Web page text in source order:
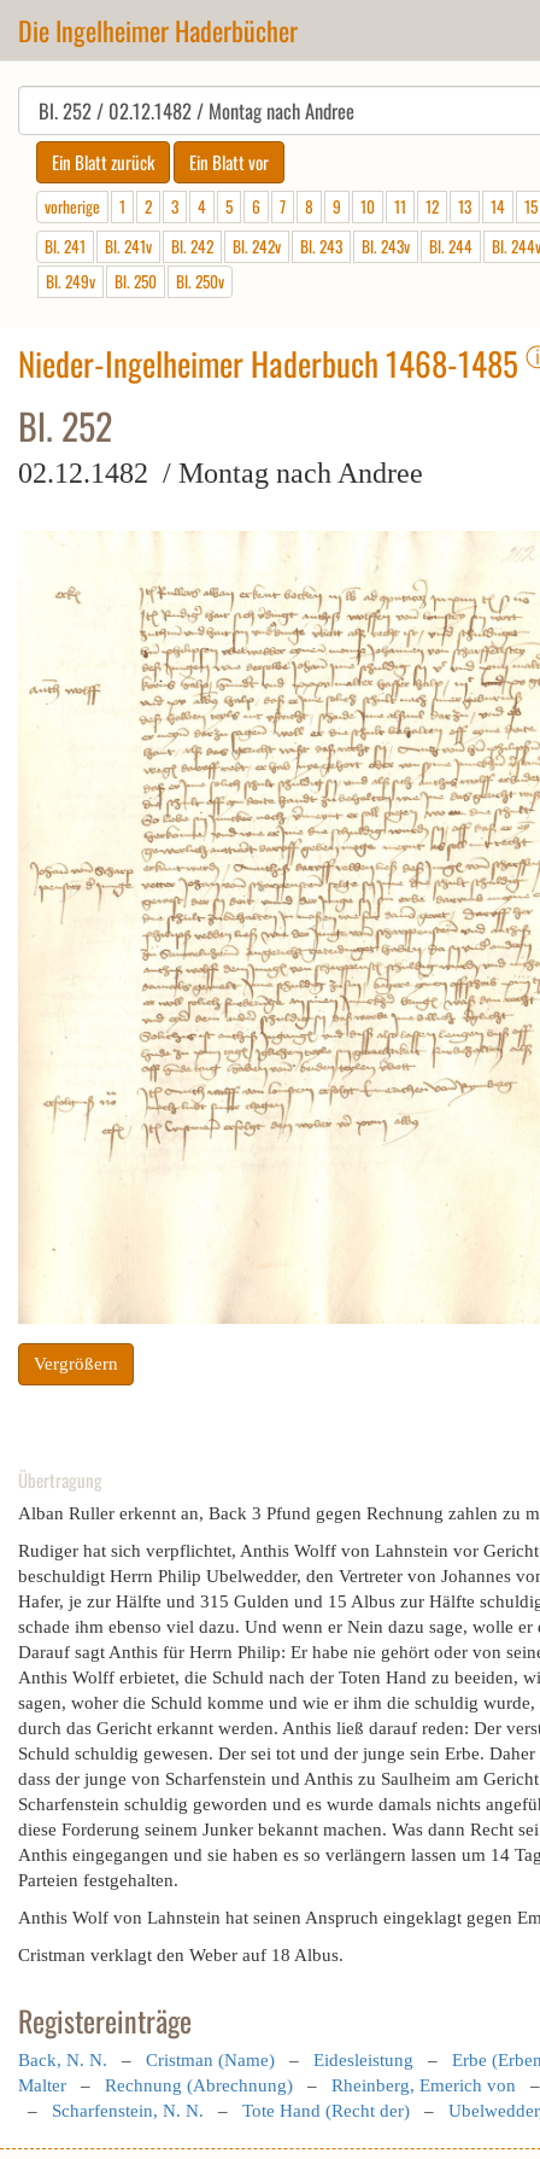
Die Ingelheimer Haderbücher
vorherige 1 2 3 4 5 6 7 8 9 10 11 12 13 14
15
Bl. 241
Bl. 241v Bl. 242 Bl. 242v Bl. 243 Bl. 243v Bl. 244
Bl. 244v
Bl. 249v
Bl. 250 Bl. 250v
Nieder-Ingelheimer Haderbuch 1468-1485
Bl. 252
02.12.1482 / Montag nach Andree
Vergrößern
Übertragung
Alban Ruller erkennt an, Back 3 Pfund gegen Rechnung zahlen zu
Rudiger hat sich verpflichtet, Anthis Wolff von Lahnstein vor
beschuldigt Herrn Philip Ubelwedder, den Vertreter von Johannes
Hafer, je zur Hälfte und 315 Gulden und 15 Albus zur Hälfte
schade ihm ebenso viel dazu. Und wenn er Nein dazu sage, wolle
Darauf sagt Anthis für Herrn Philip: Er habe nie gehört oder von
Anthis Wolff erbietet, die Schuld nach der Toten Hand zu beeiden,
sagen, woher die Schuld komme und wie er ihm die schuldig
durch das Gericht erkannt werden. Anthis ließ darauf reden: Der
Schuld schuldig gewesen. Der sei tot und der junge sein Erbe.
dass der junge von Scharfenstein und Anthis zu Saulheim am
Scharfenstein schuldig geworden und es wurde damals nichts
diese Forderung seinem Junker bekannt machen. Was dann Recht
Anthis eingegangen und sie haben es so verlängern lassen um 14
Parteien festgehalten.
Anthis Wolf von Lahnstein hat seinen Anspruch eingeklagt gegen
Cristman verklagt den Weber auf 18 Albus.
Registereinträge
Back, N. N. – Cristman (Name) – Eidesleistung – Erbe
Malter – Rechnung (Abrechnung) – Rheinberg, Emerich von
– Scharfenstein, N. N. – Tote Hand (Recht der) –